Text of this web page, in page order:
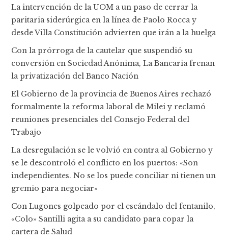
La intervención de la UOM a un paso de cerrar la
paritaria siderúrgica en la línea de Paolo Rocca y
desde Villa Constitución advierten que irán a la huelga
Con la prórroga de la cautelar que suspendió su
conversión en Sociedad Anónima, La Bancaria frenan
la privatización del Banco Nación
El Gobierno de la provincia de Buenos Aires rechazó
formalmente la reforma laboral de Milei y reclamó
reuniones presenciales del Consejo Federal del
Trabajo
La desregulación se le volvió en contra al Gobierno y
se le descontroló el conflicto en los puertos: «Son
independientes. No se los puede conciliar ni tienen un
gremio para negociar»
Con Lugones golpeado por el escándalo del fentanilo,
«Colo» Santilli agita a su candidato para copar la
cartera de Salud